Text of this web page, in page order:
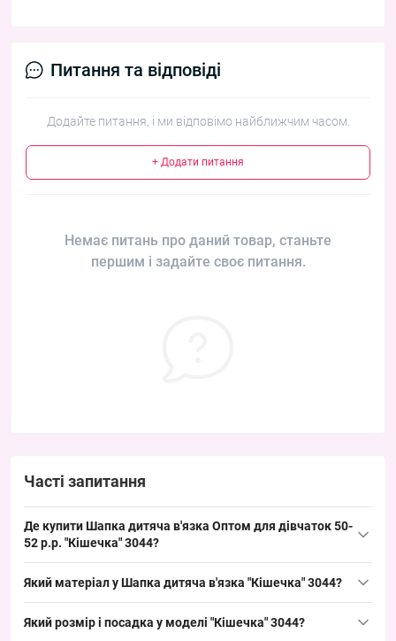
Питання та відповіді
Додайте питання, і ми відповімо найближчим часом.
+ Додати питання
Немає питань про даний товар, станьте
першим і задайте своє питання.
Часті запитання
Де купити Шапка дитяча в'язка Оптом для дівчаток 50-
52 р.р. "Кішечка" 3044?
"Кішечка" 3044 можна оптом з Одеса 7КМ; це ходовий дитячий
зручно викладати у торговій точці.
Який матеріал у Шапка дитяча в'язка "Кішечка" 3044?
використовують акрил або бавовну з гіпоалергенним складом,
Який розмір і посадка у моделі "Кішечка" 3044?